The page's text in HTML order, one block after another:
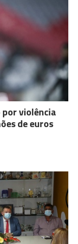
violência
de euros